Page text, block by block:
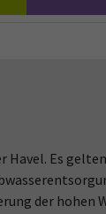
Es
der hohen